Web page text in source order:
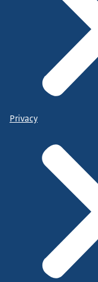
Privacy